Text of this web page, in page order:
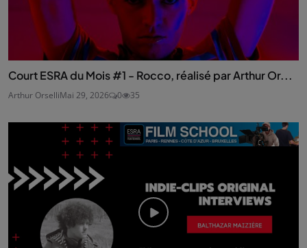
Court ESRA du Mois #1 - Rocco, réalisé par Arthur Or...
Arthur OrselliMai 29, 2026 0 35